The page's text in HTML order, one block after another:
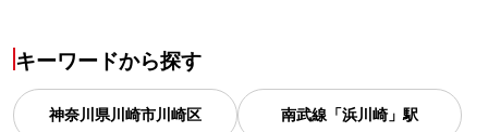
キーワードから探す
神奈川県川崎市川崎区 南武線「浜川崎」駅